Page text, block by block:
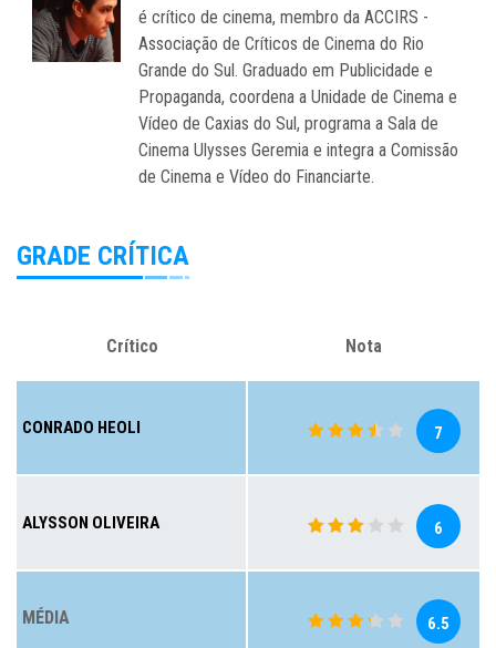
é crítico de cinema, membro da ACCIRS -
Associação de Críticos de Cinema do Rio
Grande do Sul. Graduado em Publicidade e
Propaganda, coordena a Unidade de Cinema e
Vídeo de Caxias do Sul, programa a Sala de
Cinema Ulysses Geremia e integra a Comissão
de Cinema e Vídeo do Financiarte.
GRADE CRÍTICA
Crítico Nota
CONRADO HEOLI 7
ALYSSON OLIVEIRA 6
MÉDIA 6.5